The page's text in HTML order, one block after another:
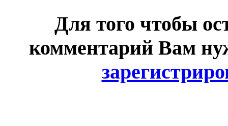
Для того чтобы
комментарий Вам